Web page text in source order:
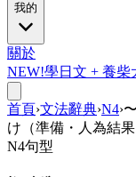
我的
關於
NEW!學日文 + 養柴
首頁›文法辭典›N4›
け（準備・人為結果
N4句型